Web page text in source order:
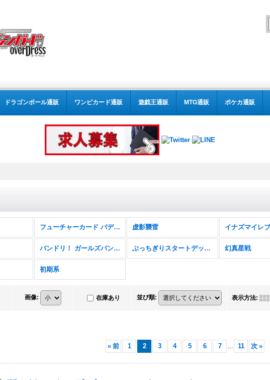
ドラゴンボール通販 ワンピカード通販 遊戯王通販 MTG通販 ポケカ通販
フューチャーカード バディファイト ディザスターフォース 虚影襲雷
バンドリ！ ガールズバンドパーティ！ ぶっちぎりスタートデッキ 聖域の光剣士＆帝国の暴竜 幻真星戦
初期系
画像: 在庫あり 並び順: 表示方法:
« 前 1 2 3 4 5 6 7 ... 11 次 »